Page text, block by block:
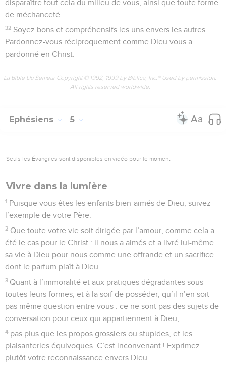
disparaître tout cela du milieu de vous, ainsi que toute forme
de méchanceté.
32 Soyez bons et compréhensifs les uns envers les autres.
Pardonnez-vous réciproquement comme Dieu vous a
pardonné en Christ.
La Bible Du Semeur Copyright © 1992, 1999 by Biblica, Inc.® Used by permission.
All rights reserved worldwide.
Ephésiens 5
Seuls les Évangiles sont disponibles en vidéo pour le moment.
Vivre dans la lumière
1 Puisque vous êtes les enfants bien-aimés de Dieu, suivez
l’exemple de votre Père.
2 Que toute votre vie soit dirigée par l’amour, comme cela a
été le cas pour le Christ : il nous a aimés et a livré lui-même
sa vie à Dieu pour nous comme une offrande et un sacrifice
dont le parfum plaît à Dieu.
3 Quant à l’immoralité et aux pratiques dégradantes sous
toutes leurs formes, et à la soif de posséder, qu’il n’en soit
pas même question entre vous : ce ne sont pas des sujets de
conversation pour ceux qui appartiennent à Dieu,
4 pas plus que les propos grossiers ou stupides, et les
plaisanteries équivoques. C’est inconvenant ! Exprimez
plutôt votre reconnaissance envers Dieu.